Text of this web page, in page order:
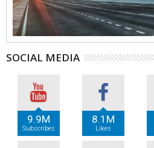
SOCIAL MEDIA
9.9M
Subscribes
8.1M
Likes